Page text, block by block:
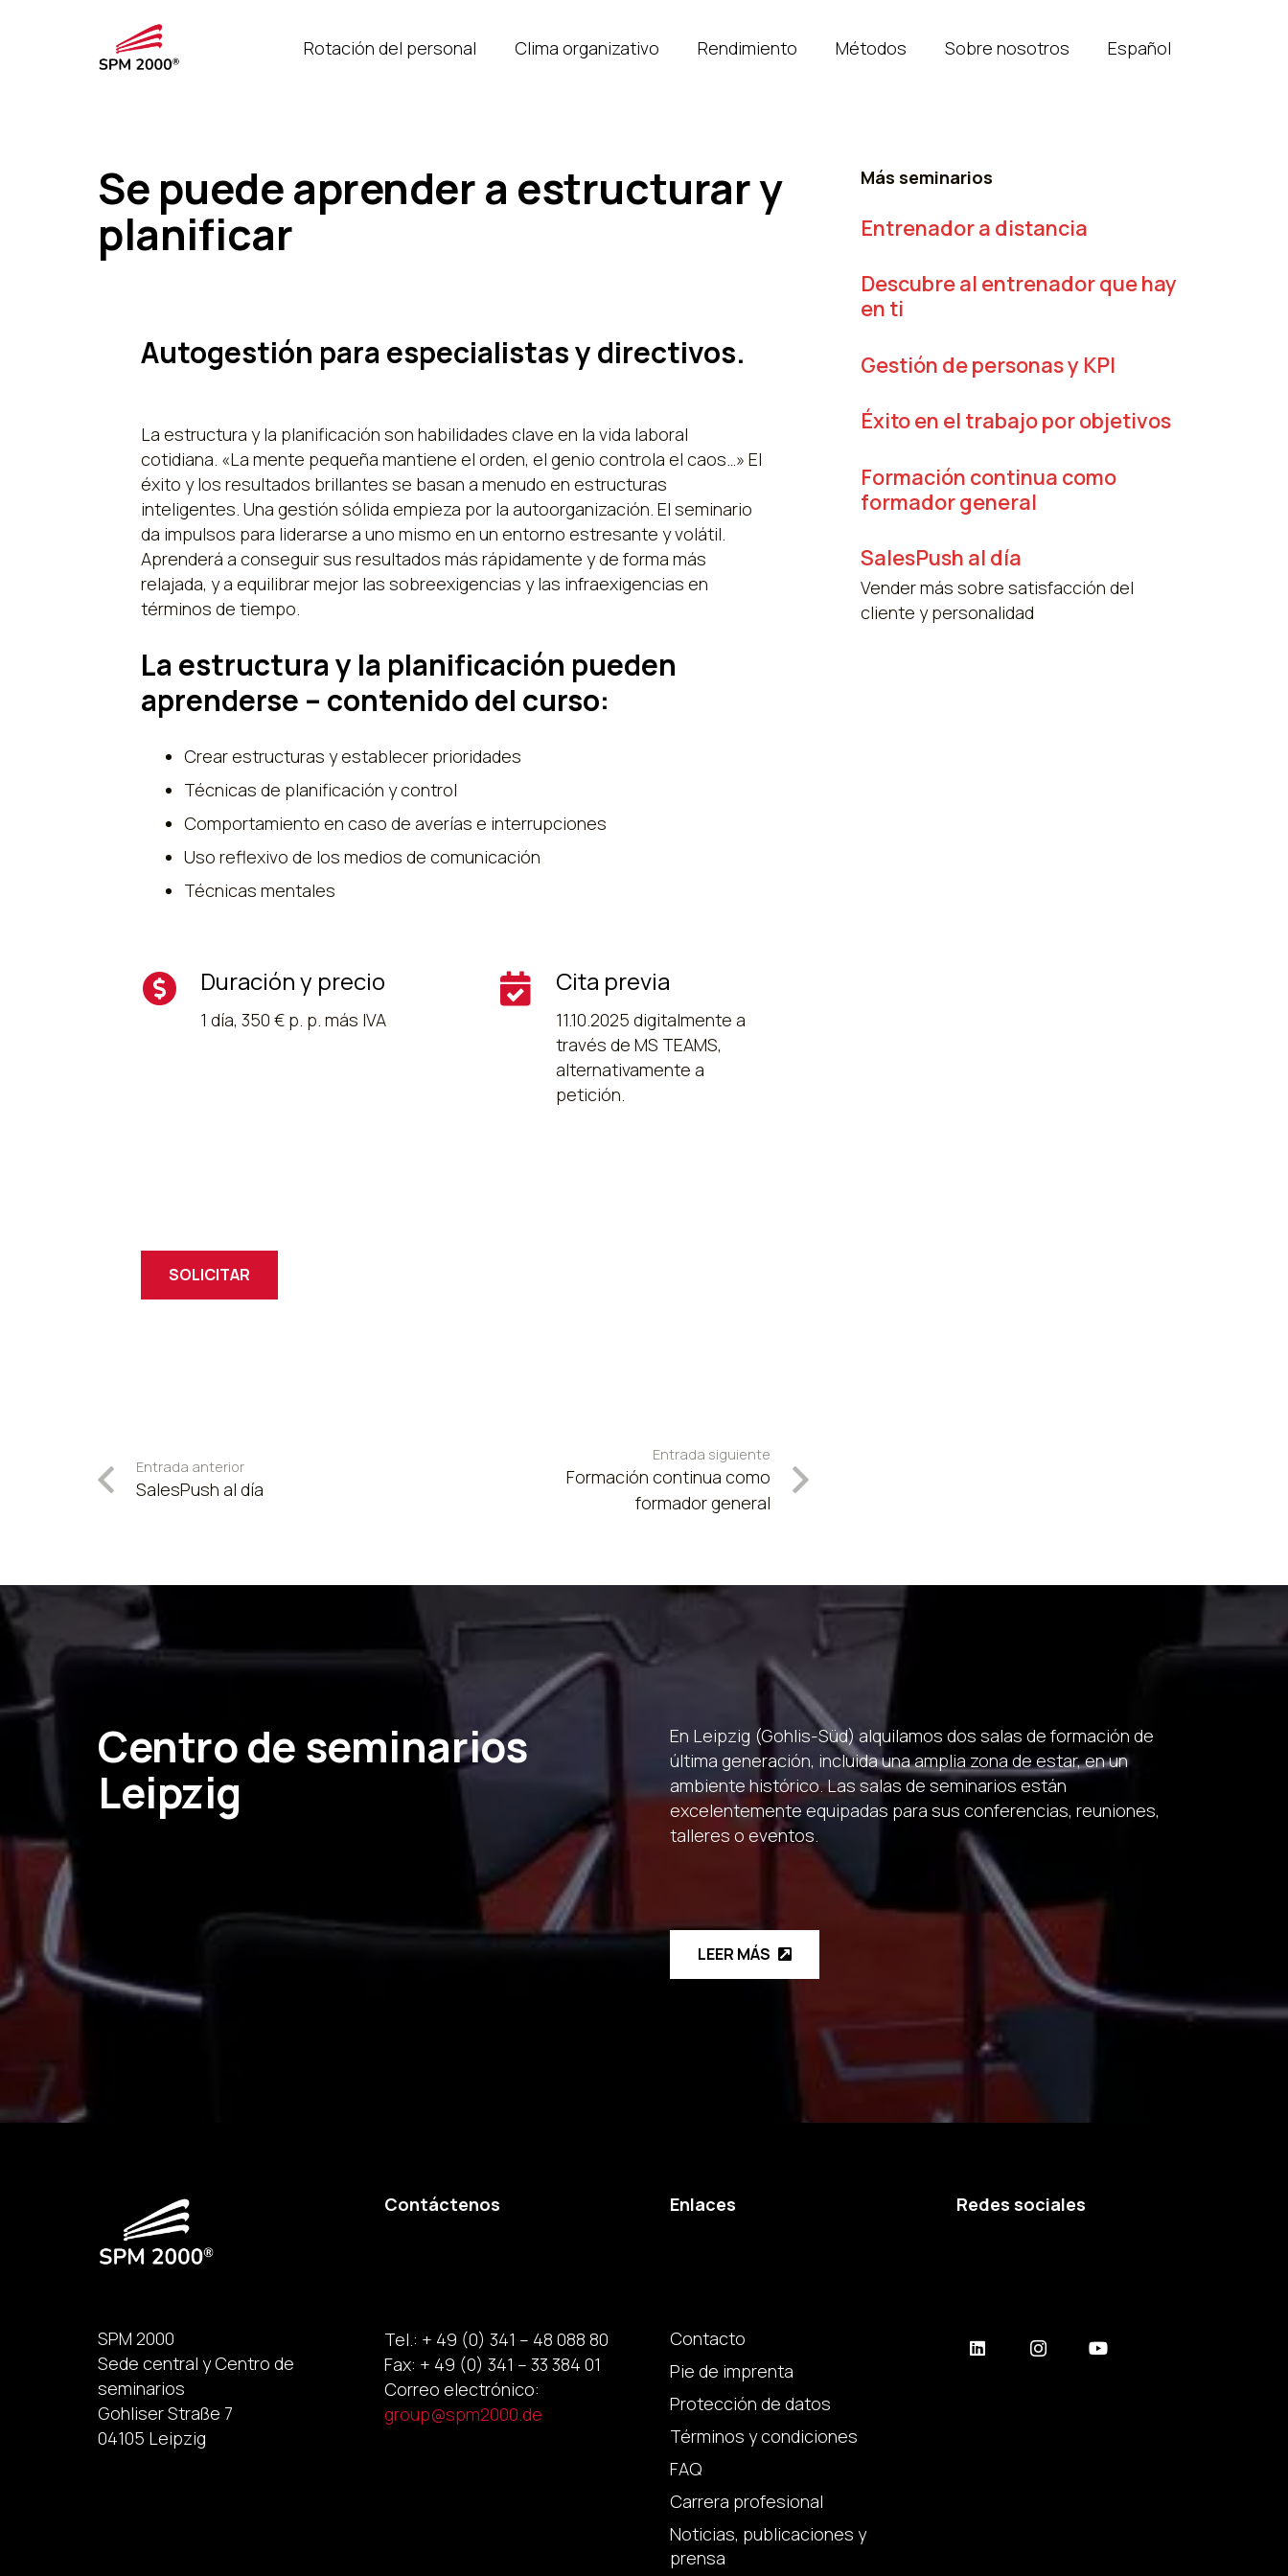
Rotación del personal Clima organizativo Rendimiento Métodos Sobre nosotros Español
Se puede aprender a estructurar y
planificar
Autogestión para especialistas y directivos.
La estructura y la planificación son habilidades clave en la vida laboral
cotidiana. «La mente pequeña mantiene el orden, el genio controla el caos…» El
éxito y los resultados brillantes se basan a menudo en estructuras
inteligentes. Una gestión sólida empieza por la autoorganización. El seminario
da impulsos para liderarse a uno mismo en un entorno estresante y volátil.
Aprenderá a conseguir sus resultados más rápidamente y de forma más
relajada, y a equilibrar mejor las sobreexigencias y las infraexigencias en
términos de tiempo.
La estructura y la planificación pueden
aprenderse – contenido del curso:
Crear estructuras y establecer prioridades
Técnicas de planificación y control
Comportamiento en caso de averías e interrupciones
Uso reflexivo de los medios de comunicación
Técnicas mentales
Duración y precio
1 día, 350 € p. p. más IVA
Cita previa
11.10.2025 digitalmente a
través de MS TEAMS,
alternativamente a
petición.
SOLICITAR
Entrada anterior
SalesPush al día
Entrada siguiente
Formación continua como
formador general
Más seminarios
Entrenador a distancia
Descubre al entrenador que hay
en ti
Gestión de personas y KPI
Éxito en el trabajo por objetivos
Formación continua como
formador general
SalesPush al día
Vender más sobre satisfacción del
cliente y personalidad
Centro de seminarios
Leipzig
En Leipzig (Gohlis-Süd) alquilamos dos salas de formación de
última generación, incluida una amplia zona de estar, en un
ambiente histórico. Las salas de seminarios están
excelentemente equipadas para sus conferencias, reuniones,
talleres o eventos.
LEER MÁS
SPM 2000
Sede central y Centro de
seminarios
Gohliser Straße 7
04105 Leipzig
Contáctenos
Tel.: + 49 (0) 341 – 48 088 80
Fax: + 49 (0) 341 – 33 384 01
Correo electrónico:
group@spm2000.de
Enlaces
Contacto
Pie de imprenta
Protección de datos
Términos y condiciones
FAQ
Carrera profesional
Noticias, publicaciones y
prensa
Redes sociales